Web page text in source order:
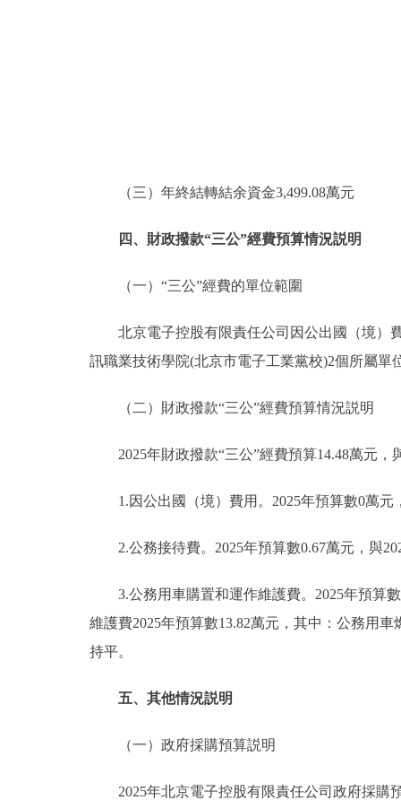
（三）年終結轉結余資金3,499.08萬元
四、財政撥款“三公”經費預算情況説明
（一）“三公”經費的單位範圍
北京電子控股有限責任公司因公出國（境）費
訊職業技術學院(北京市電子工業黨校)2個所屬單
（二）財政撥款“三公”經費預算情況説明
2025年財政撥款“三公”經費預算14.48萬元，
1.因公出國（境）費用。2025年預算數0萬元
2.公務接待費。2025年預算數0.67萬元，與
3.公務用車購置和運作維護費。2025年預算數
維護費2025年預算數13.82萬元，其中：公務用
持平。
五、其他情況説明
（一）政府採購預算説明
2025年北京電子控股有限責任公司政府採購預